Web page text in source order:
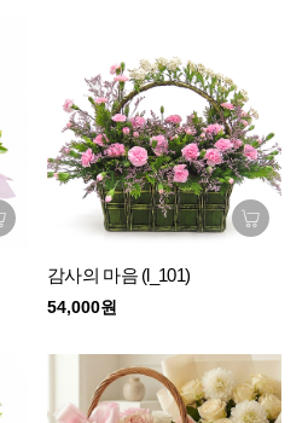
감사의 마음 (l_101)
54,000원